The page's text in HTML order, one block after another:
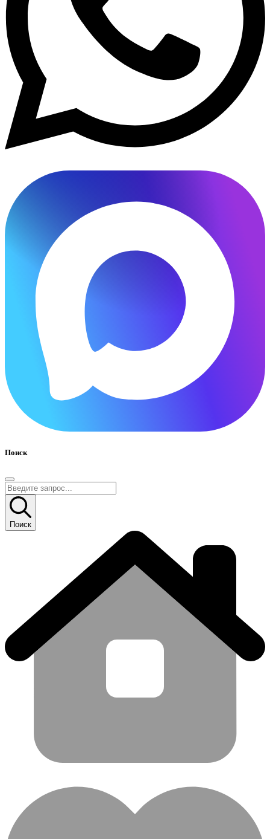
Поиск
Поиск